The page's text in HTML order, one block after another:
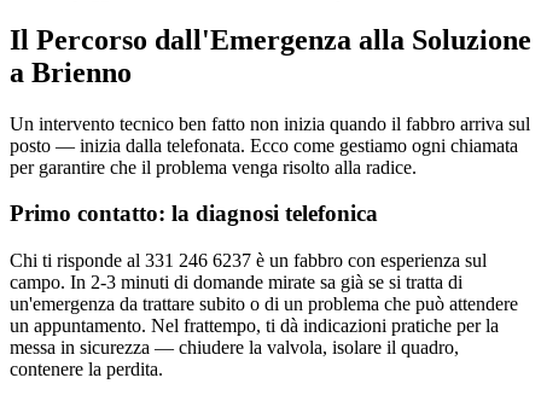
Il Percorso dall'Emergenza alla Soluzione
a Brienno
Un intervento tecnico ben fatto non inizia quando il fabbro arriva sul
posto — inizia dalla telefonata. Ecco come gestiamo ogni chiamata
per garantire che il problema venga risolto alla radice.
Primo contatto: la diagnosi telefonica
Chi ti risponde al 331 246 6237 è un fabbro con esperienza sul
campo. In 2-3 minuti di domande mirate sa già se si tratta di
un'emergenza da trattare subito o di un problema che può attendere
un appuntamento. Nel frattempo, ti dà indicazioni pratiche per la
messa in sicurezza — chiudere la valvola, isolare il quadro,
contenere la perdita.